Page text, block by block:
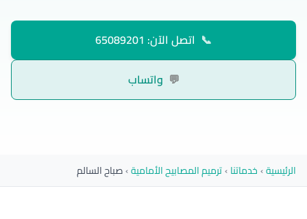
📞 اتصل الآن: 65089201
💬 واتساب
الرئيسية›خدماتنا›ترميم المصابيح الأمامية›صباح السالم